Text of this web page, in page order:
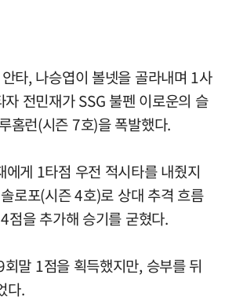
타, 나승엽이 볼넷을 골라내며 1사
전민재가 SSG 불펜 이로운의 슬
홈런(시즌 7호)을 폭발했다.
에게 1타점 우전 적시타를 내줬지
로포(시즌 4호)로 상대 추격 흐름
점을 추가해 승기를 굳혔다.
말 1점을 획득했지만, 승부를 뒤
다.